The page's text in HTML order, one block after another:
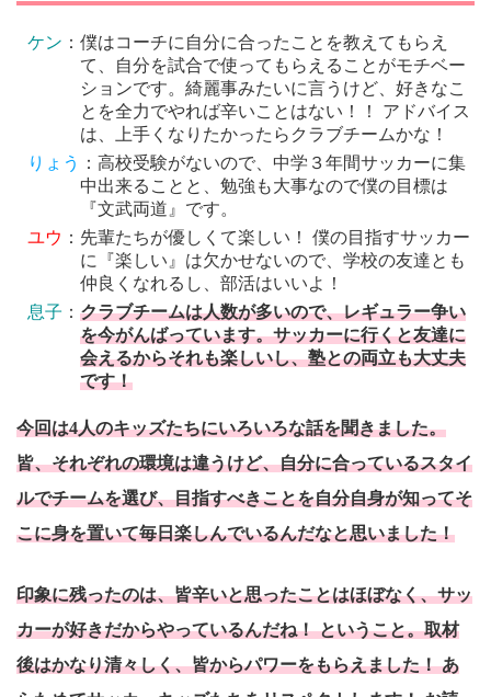
ケン ：僕はコーチに自分に合ったことを教えてもらえ
て、自分を試合で使ってもらえることがモチベー
ションです。綺麗事みたいに言うけど、好きなこ
とを全力でやれば辛いことはない！！ アドバイス
は、上手くなりたかったらクラブチームかな！
りょう
：高校受験がないので、中学３年間サッカーに集
中出来ることと、勉強も大事なので僕の目標は
『文武両道』です。
ユウ ：先輩たちが優しくて楽しい！ 僕の目指すサッカー
に『楽しい』は欠かせないので、学校の友達とも
仲良くなれるし、部活はいいよ！
息子 ： クラブチームは人数が多いので、レギュラー争い
を今がんばっています。サッカーに行くと友達に
会えるからそれも楽しいし、塾との両立も大丈夫
です！
今回は4人のキッズたちにいろいろな話を聞きました。
皆、それぞれの環境は違うけど、自分に合っているスタイ
ルでチームを選び、目指すべきことを自分自身が知ってそ
こに身を置いて毎日楽しんでいるんだなと思いました！
印象に残ったのは、皆辛いと思ったことはほぼなく、サッ
カーが好きだからやっているんだね！ ということ。取材
後はかなり清々しく、皆からパワーをもらえました！ あ